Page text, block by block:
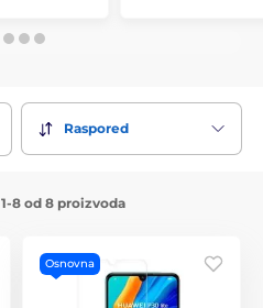
Raspored
8 od 8 proizvoda
Osnovna